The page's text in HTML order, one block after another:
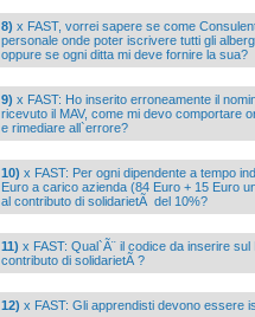
8) x FAST, vorrei sapere se come
personale onde poter iscrivere tutti gli
oppure se ogni ditta mi deve fornire la sua?
9) x FAST: Ho inserito erroneamente il
ricevuto il MAV, come mi devo comportare
e rimediare all`errore?
10) x FAST: Per ogni dipendente a tempo
Euro a carico azienda (84 Euro + 15 Euro
al contributo di solidarietÃ del 10%?
11) x FAST: Qual`Ã¨ il codice da inserire
contributo di solidarietÃ ?
12) x FAST: Gli apprendisti devono essere